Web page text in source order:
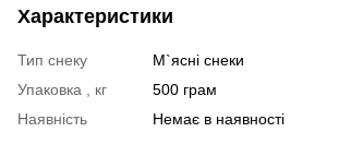
Характеристики
Тип снеку
М`ясні снеки
Упаковка , кг
500 грам
Наявність
Немає в наявності